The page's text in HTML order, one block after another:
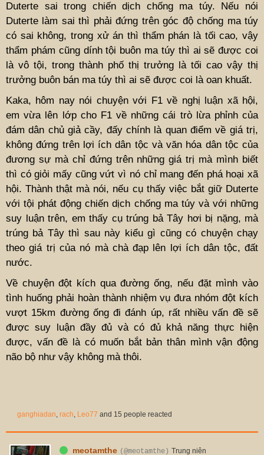
Duterte sai trong chiến dịch chống ma túy. Nếu nói
Duterte làm sai thì phải đứng trên góc độ chống ma túy
có sai không, trong xử án thì thẩm phán là tối cao, vậy
thẩm phám cũng dính tội buôn ma túy thì ai sẽ được coi
là vô tội, trong thành phố thị trưởng là tối cao vậy thị
trưởng buôn bán ma túy thì ai sẽ được coi là oan khuất.
Kaka, hôm nay nói chuyện với F1 về nghị luận xã hội,
em vừa lên lớp cho F1 về những cái trò lừa phỉnh của
đám dân chủ giả cầy, đấy chính là quan điểm về giá trị,
không đứng trên lợi ích dân tộc và văn hóa dân tộc của
đương sự mà chỉ đứng trên những giá trị mà mình biết
thì có giỏi mấy cũng vứt vì nó chỉ mang đến phá hoại xã
hội. Thành thật mà nói, nếu cụ thấy việc bắt giữ Duterte
với tội phát động chiến dịch chống ma túy và với những
suy luận trên, em thấy cụ trúng bả Tây hơi bị nặng, mà
trúng bả Tây thì sau này kiểu gì cũng có chuyện chạy
theo giá trị của nó mà chà đạp lên lợi ích dân tộc, đất
nước.
Về chuyện đột kích qua đường ống, nếu đặt mình vào
tình huống phải hoàn thành nhiệm vụ đưa nhóm đột kích
vượt 15km đường ống đi đánh úp, rất nhiều vấn đề sẽ
được suy luận đầy đủ và có đủ khả năng thực hiện
được, vấn đề là có muốn bắt bản thân mình vận động
não bộ như vậy không mà thôi.
ganghiadan, rach, Leo77 and 15 people reacted
meotamthe (@meotamthe) Trung niên